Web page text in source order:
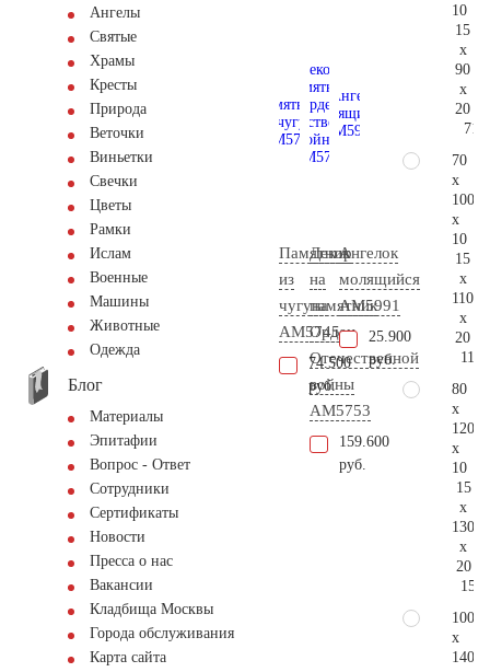
Ангелы
Святые
Храмы
Кресты
Природа
Веточки
Виньетки
Свечки
Цветы
Рамки
Ислам
Военные
Машины
Животные
Одежда
Блог
Материалы
Эпитафии
Вопрос - Ответ
Сотрудники
Сертификаты
Новости
Пресса о нас
Вакансии
Кладбища Москвы
Города обслуживания
Карта сайта
Памятник
из
чугуна
AM5745
74.500
руб.
Декор
на
памятник
Орден
Отечественной
войны
AM5753
159.600
руб.
Ангелок
молящийся
AM5991
25.900
руб.
10
15
x
90
x
20
70
x
100
x
10
15
x
110
x
20
80
x
120
x
10
15
x
130
x
20
100
x
140